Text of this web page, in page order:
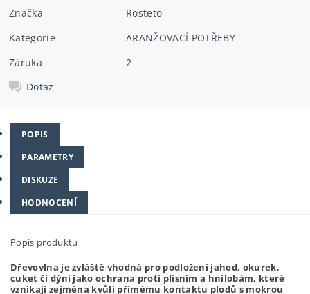
Značka
Rosteto
Kategorie
ARANŽOVACÍ POTŘEBY
Záruka
2
Dotaz
POPIS
PARAMETRY
DISKUZE
HODNOCENÍ
Popis produktu
Dřevovlna je zvláště vhodná pro podložení jahod, okurek,
cuket či dýní jako ochrana proti plísním a hnilobám, které
vznikají zejména kvůli přímému kontaktu plodů s mokrou